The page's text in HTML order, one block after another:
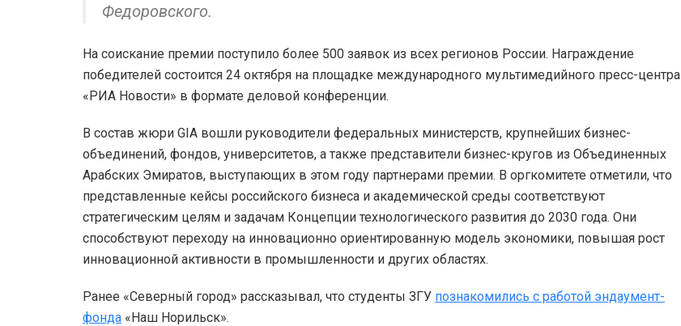
Федоровского.
На соискание премии поступило более 500 заявок из всех регионов России. Награждение
победителей состоится 24 октября на площадке международного мультимедийного пресс-центра
«РИА Новости» в формате деловой конференции.
В состав жюри GIA вошли руководители федеральных министерств, крупнейших бизнес-
объединений, фондов, университетов, а также представители бизнес-кругов из Объединенных
Арабских Эмиратов, выступающих в этом году партнерами премии. В оргкомитете отметили, что
представленные кейсы российского бизнеса и академической среды соответствуют
стратегическим целям и задачам Концепции технологического развития до 2030 года. Они
способствуют переходу на инновационно ориентированную модель экономики, повышая рост
инновационной активности в промышленности и других областях.
Ранее «Северный город» рассказывал, что студенты ЗГУ познакомились с работой эндаумент-
фонда «Наш Норильск».